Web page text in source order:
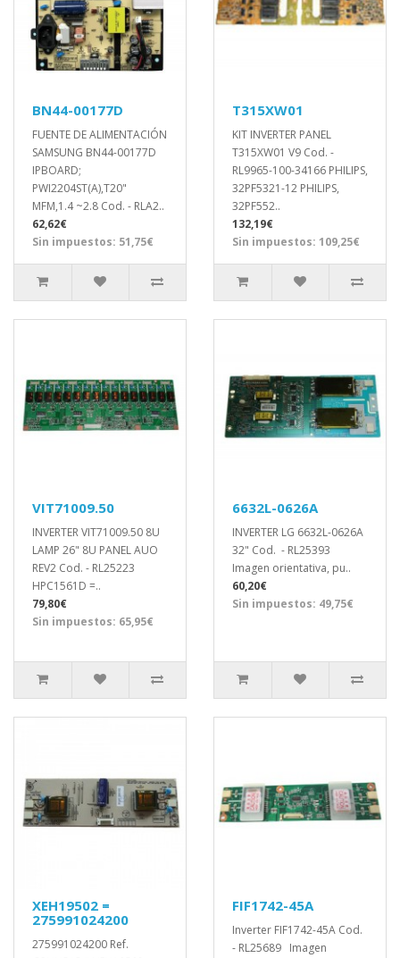
BN44-00177D
FUENTE DE ALIMENTACIÓN
SAMSUNG BN44-00177D
IPBOARD;
PWI2204ST(A),T20"
MFM,1.4 ~2.8 Cod. - RLA2..
62,62€
Sin impuestos: 51,75€
T315XW01
KIT INVERTER PANEL
T315XW01 V9 Cod. -
RL9965-100-34166 PHILIPS,
32PF5321-12 PHILIPS,
32PF552..
132,19€
Sin impuestos: 109,25€
VIT71009.50
INVERTER VIT71009.50 8U
LAMP 26" 8U PANEL AUO
REV2 Cod. - RL25223
HPC1561D =..
79,80€
Sin impuestos: 65,95€
6632L-0626A
INVERTER LG 6632L-0626A
32" Cod. - RL25393
Imagen orientativa, pu..
60,20€
Sin impuestos: 49,75€
XEH19502 =
275991024200
275991024200 Ref.
FIF1742-45A
Inverter FIF1742-45A Cod.
- RL25689 Imagen